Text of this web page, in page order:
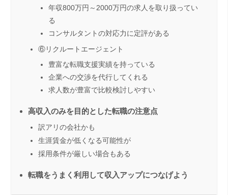
年収800万円～2000万円の求人を取り扱ってい
る
コンサルタントの対応力に定評がある
⑥リクルートエージェント
豊富な転職支援実績を持っている
企業への交渉を代行してくれる
求人数が豊富で比較検討しやすい
高収入のみを目的とした転職の注意点
訳アリの会社かも
生涯賃金が低くなる可能性が
採用条件が厳しい場合もある
転職をうまく利用して収入アップにつなげよう